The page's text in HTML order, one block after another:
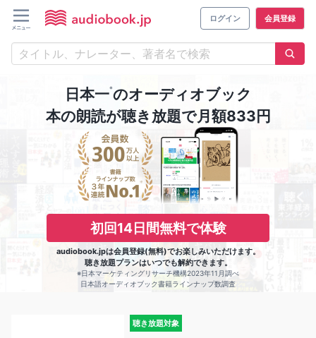
ログイン 会員登録
日本一※のオーディオブック
本の朗読が聴き放題で月額833円
初回14日間無料で体験
audiobook.jpは会員登録(無料)でお楽しみいただけます。
聴き放題プランはいつでも解約できます。
※日本マーケティングリサーチ機構2023年11月調べ
日本語オーディオブック書籍ラインナップ数調査
聴き放題対象